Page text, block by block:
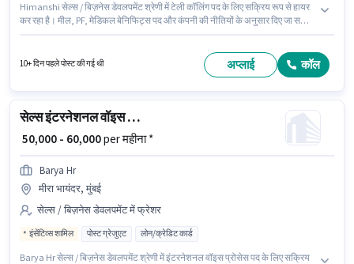
Himanshi सेल्स / बिज़नेस डेवलपमेंट श्रेणी में टेली कॉलिंग पद के लिए सक्रिय रूप से हायर
कर रहा है। मील, PF, मेडिकल बेनिफिट्स पद और कंपनी की नीतियों के अनुसार दिए जा सकते
हैं। इस भूमिका के लिए आवेदक के पास कोल्ड कॉलिंग, लीड जनरेशन, वायरिंग जैसी स्किल्स
10+ दिन पहले पोस्ट की गई थी अप्लाई कॉल
सेल्स इंटरनेशनल वॉइस प्रोसेस
₹ 50,000 - 60,000per महीना *
Barya Hr
मीरा भायंदर, मुंबई
सेल्स / बिज़नेस डेवलपमेंट में फ्रेशर
इंसेंटिव्स शामिल पोस्ट ग्रेजुएट लोन/क्रेडिट कार्ड
Barya Hr सेल्स / बिज़नेस डेवलपमेंट श्रेणी में इंटरनेशनल वॉइस प्रोसेस पद के लिए सक्रिय